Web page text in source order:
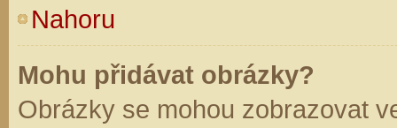
Nahoru
Mohu přidávat obrázky?
Obrázky se mohou zobrazovat